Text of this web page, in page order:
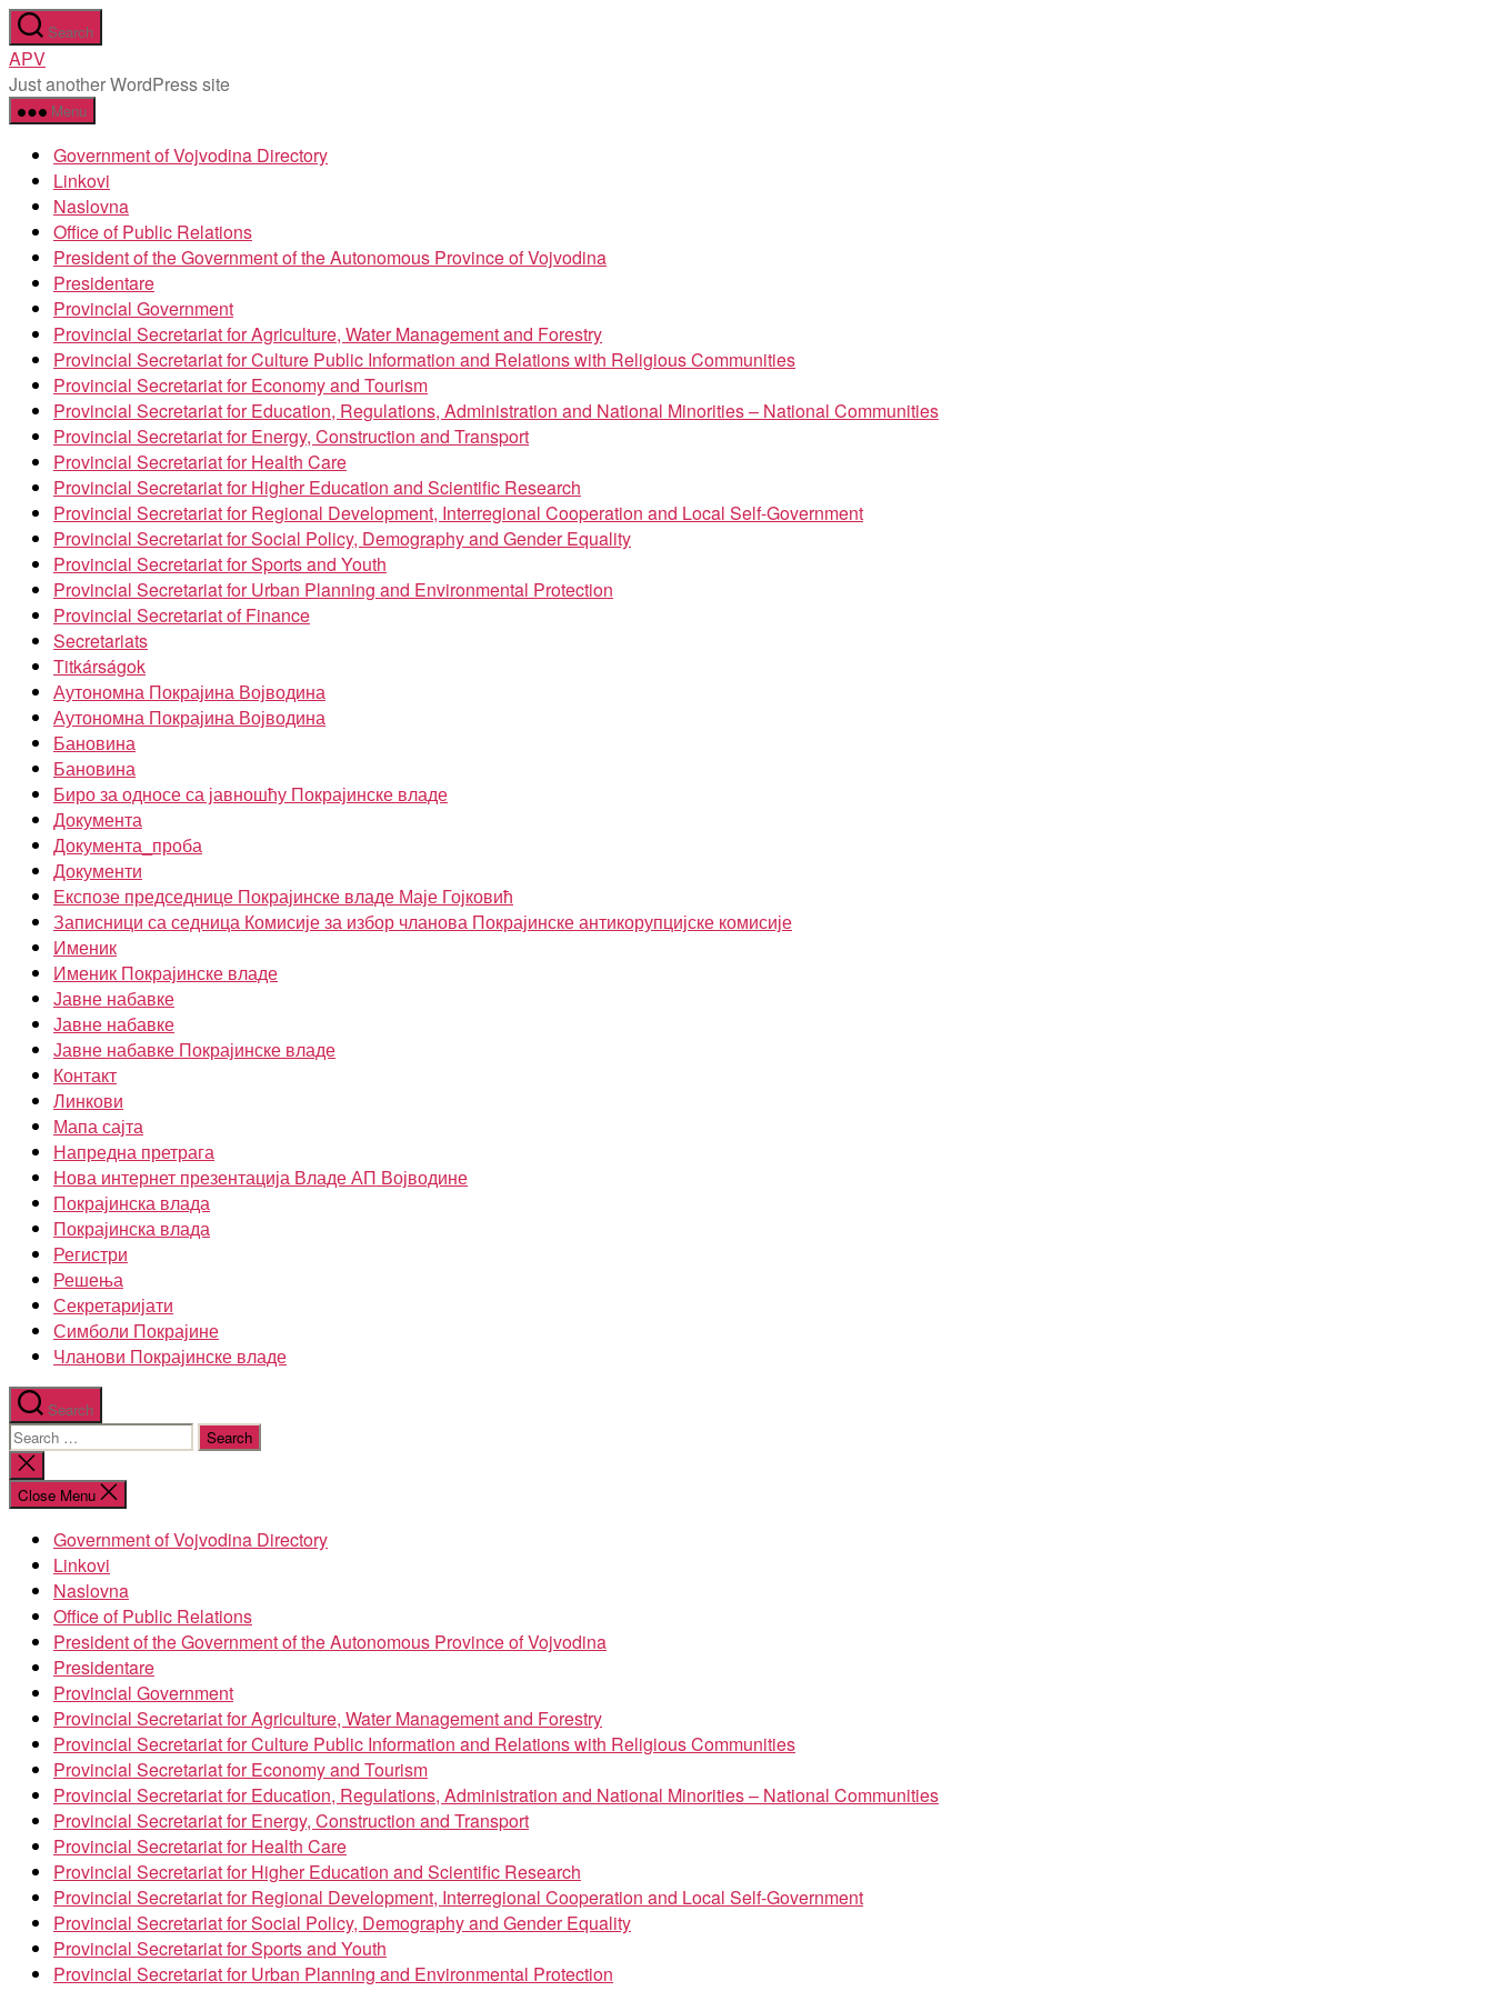
Skip
to
the
content
Search
APV
Just another WordPress site
Menu
Government of Vojvodina Directory
Linkovi
Naslovna
Office of Public Relations
President of the Government of the Autonomous Province of Vojvodina
Presidentare
Provincial Government
Provincial Secretariat for Agriculture, Water Management and Forestry
Provincial Secretariat for Culture Public Information and Relations with Religious Communities
Provincial Secretariat for Economy and Tourism
Provincial Secretariat for Education, Regulations, Administration and National Minorities – National Communities
Provincial Secretariat for Energy, Construction and Transport
Provincial Secretariat for Health Care
Provincial Secretariat for Higher Education and Scientific Research
Provincial Secretariat for Regional Development, Interregional Cooperation and Local Self-Government
Provincial Secretariat for Social Policy, Demography and Gender Equality
Provincial Secretariat for Sports and Youth
Provincial Secretariat for Urban Planning and Environmental Protection
Provincial Secretariat of Finance
Secretariats
Titkárságok
Аутономна Покрајина Војводина
Аутономна Покрајина Војводина
Бановина
Бановина
Биро за односе са јавношћу Покрајинске владе
Документа
Документа_проба
Документи
Експозе председнице Покрајинске владе Маје Гојковић
Записници са седница Комисије за избор чланова Покрајинске антикорупцијске комисије
Именик
Именик Покрајинске владе
Јавне набавке
Јавне набавке
Јавне набавке Покрајинске владе
Контакт
Линкови
Мапа сајта
Напредна претрага
Нова интернет презентација Владе АП Војводине
Покрајинска влада
Покрајинска влада
Регистри
Решења
Секретаријати
Симболи Покрајине
Чланови Покрајинске владе
Search
Search
for:
Close
search
Close Menu
Government of Vojvodina Directory
Linkovi
Naslovna
Office of Public Relations
President of the Government of the Autonomous Province of Vojvodina
Presidentare
Provincial Government
Provincial Secretariat for Agriculture, Water Management and Forestry
Provincial Secretariat for Culture Public Information and Relations with Religious Communities
Provincial Secretariat for Economy and Tourism
Provincial Secretariat for Education, Regulations, Administration and National Minorities – National Communities
Provincial Secretariat for Energy, Construction and Transport
Provincial Secretariat for Health Care
Provincial Secretariat for Higher Education and Scientific Research
Provincial Secretariat for Regional Development, Interregional Cooperation and Local Self-Government
Provincial Secretariat for Social Policy, Demography and Gender Equality
Provincial Secretariat for Sports and Youth
Provincial Secretariat for Urban Planning and Environmental Protection